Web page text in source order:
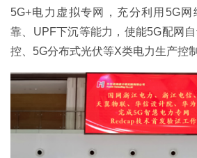
5G+电力虚拟专网，充分利用5G
靠、UPF下沉等能力，使能5G配网
控、5G分布式光伏等X类电力生产控